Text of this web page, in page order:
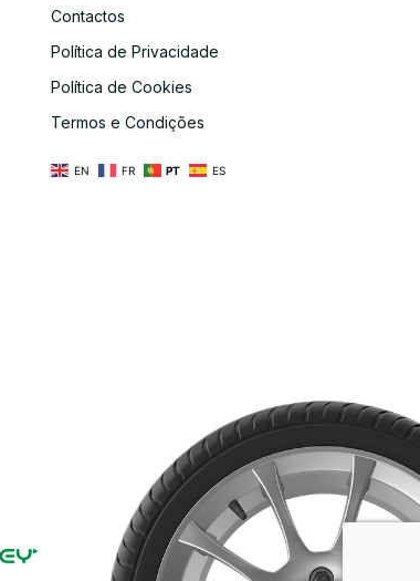
Contactos
Política de Privacidade
Política de Cookies
Termos e Condições
EN FR PT ES